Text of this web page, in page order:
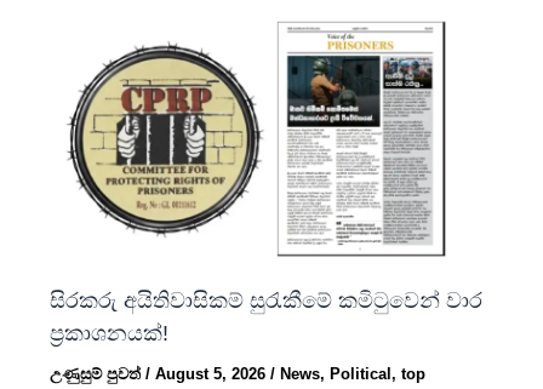
සිරකරු අයිතිවාසිකම් සුරැකීමේ කමිටුවෙන් වාර
ප්‍රකාශනයක්!
උණුසුම් පුවත්/August 5, 2026/ News, Political,top